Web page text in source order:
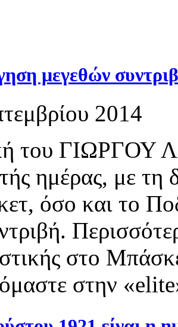
μεγεθών
2014
του ΓΙΩΡΓΟΥ
ημέρας, με τη
όσο και το
στο
στην